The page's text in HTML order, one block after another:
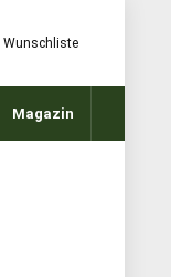
Wunschliste
Magazin